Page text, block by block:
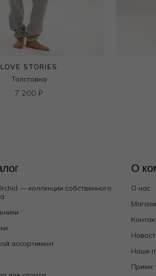
LOVE STORIES
Толстовка
7 200₽
— коллекции собственного
ассортимент
О
О нас
Наше
Прием